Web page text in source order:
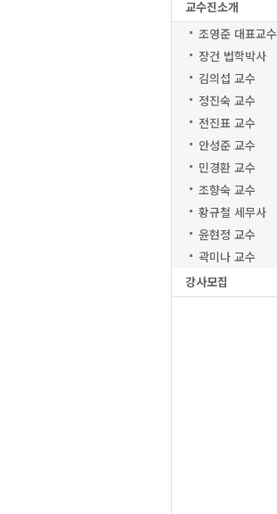
교수진소개
조영준 대표교수
장건 법학박사
김의섭 교수
정진숙 교수
전진표 교수
안성준 교수
민경환 교수
조향숙 교수
황규철 세무사
윤현정 교수
곽미나 교수
강사모집